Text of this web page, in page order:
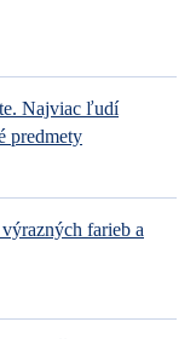
Najviac ľudí
predmety
farieb a